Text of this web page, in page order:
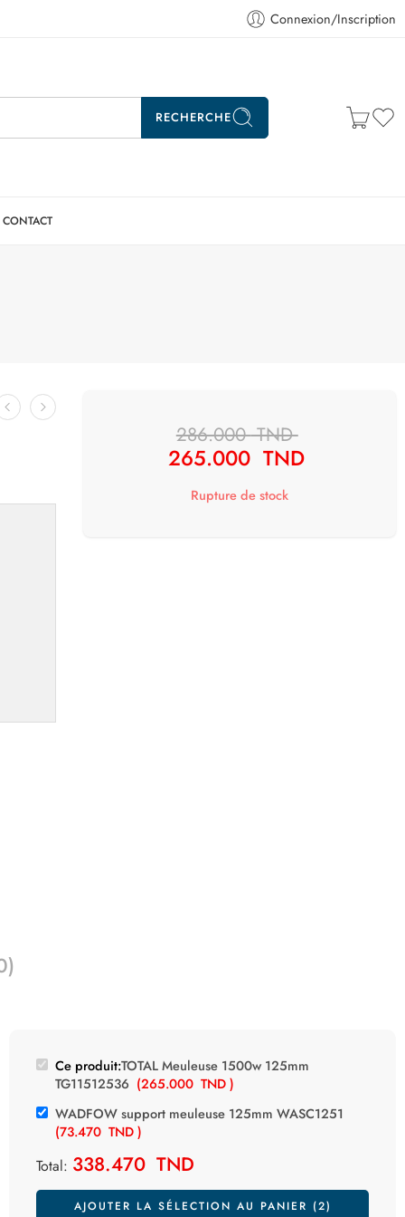
Connexion/Inscription
RECHERCHE
CONTACT
286.000TND
265.000 TND
Rupture de stock
Ce produit:TOTAL Meuleuse 1500w 125mm
TG11512536 (265.000 TND)
WADFOW support meuleuse 125mm WASC1251
(73.470 TND)
Total: 338.470 TND
AJOUTER LA SÉLECTION AU PANIER (2)